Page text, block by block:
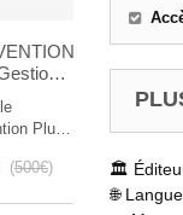
Plus"
qui
(500€) 🏛️
🌐